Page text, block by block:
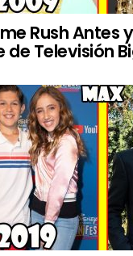
Rush Antes
de Televisión